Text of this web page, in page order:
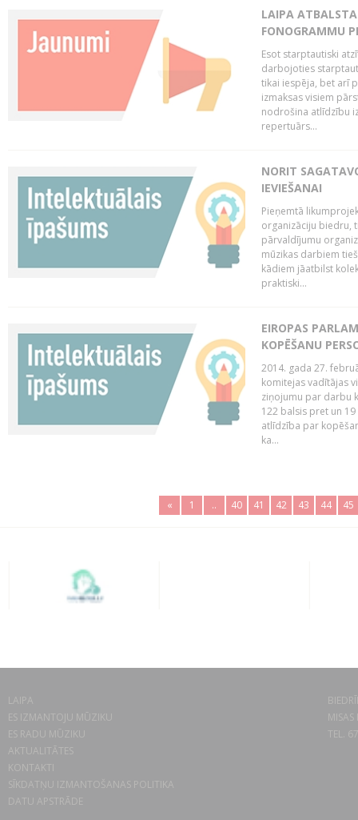
LAIPA
FONOGRAMMU
Esot starptautiski
darbojoties
tikai iespēja, bet arī
izmaksas visiem
nodrošina atlīdzību
repertuārs...
NORIT
IEVIEŠANAI
Pieņemtā
organizāciju biedru,
pārvaldījumu
mūzikas darbiem
kādiem jāatbilst
praktiski...
EIROPAS
KOPĒŠANU
2014. gada 27.
komitejas vadītājas
ziņojumu par darbu
122 balsis pret un
atlīdzība par
ka...
« 1 .. 40 41 42 43 44 45
LAIPA
ES IZMANTOJU MŪZIKU
ES RADU MŪZIKU
AKTUALITĀTES
KONTAKTI
SĪKDATŅU IZMANTOŠANAS POLITIKA
DATU APSTRĀDE
TEL.